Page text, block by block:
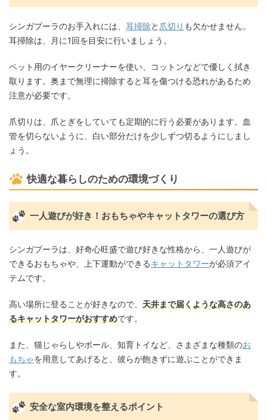
シンガプーラのお手入れには、 耳掃除と 爪切り も欠かせません。
耳掃除は、月に1回を目安に行いましょう。
ペット用のイヤークリーナーを使い、コットンなどで優しく拭き
取ります。奥まで無理に掃除すると耳を傷つける恐れがあるため
注意が必要です。
爪切りは、爪とぎをしていても定期的に行う必要があります。血
管を切らないように、白い部分だけを少しずつ切るようにしまし
ょう。
快適な暮らしのための環境づくり
一人遊びが好き！おもちゃやキャットタワーの選び方
シンガプーラは、好奇心旺盛で遊び好きな性格から、一人遊びが
できるおもちゃや、上下運動ができるキャットタワーが必須アイ
テムです。
高い場所に登ることが好きなので、 天井まで届くような高さのあ
るキャットタワーがおすすめです。
また、猫じゃらしやボール、知育トイなど、さまざまな種類のお
もちゃを用意してあげると、彼らが飽きずに遊ぶことができま
す。
安全な室内環境を整えるポイント